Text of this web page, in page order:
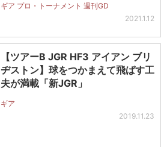
ギア プロ・トーナメント 週刊GD
2021.1.12
【ツアーB JGR HF3 アイアン ブリ
ヂストン】球をつかまえて飛ばす工
夫が満載「新JGR」
ギア
2019.11.23